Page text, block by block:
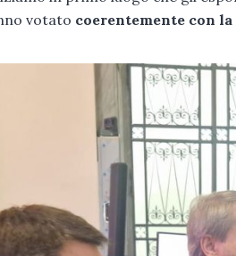
votato coerentemente con